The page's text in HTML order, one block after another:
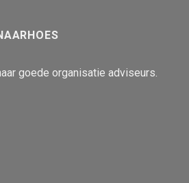
goede organisatie adviseurs.